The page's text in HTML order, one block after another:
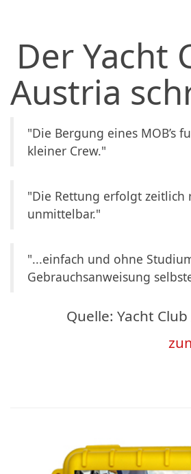
Der Yacht
Austria
"Die Bergung eines MOB’s
kleiner Crew."
"Die Rettung erfolgt zeitlich
unmittelbar."
"...einfach und ohne
Gebrauchsanweisung
Quelle: Yacht